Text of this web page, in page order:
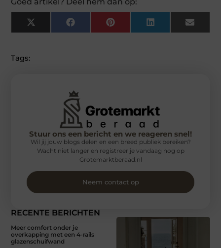
Goed artikel? Deel hem dan op:
X
(Twitter)
FacebookPinterest LinkedIn Email
Tags:
RECENTE BERICHTEN
Meer comfort onder je
overkapping met een 4-rails
glazenschuifwand
Stuur ons een bericht en we reageren snel!
Wil jij jouw blogs delen en een breed publiek bereiken?
Wacht niet langer en registreer je vandaag nog op
Grotemarktberaad.nl
Neem contact op